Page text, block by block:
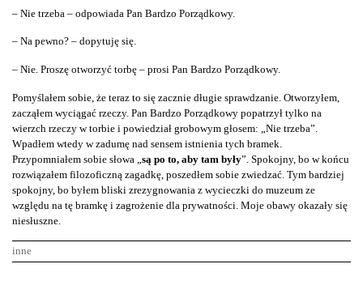
– Nie trzeba – odpowiada Pan Bardzo Porządkowy.
– Na pewno? – dopytuję się.
– Nie. Proszę otworzyć torbę – prosi Pan Bardzo Porządkowy.
Pomyślałem sobie, że teraz to się zacznie długie sprawdzanie. Otworzyłem,
zacząłem wyciągać rzeczy. Pan Bardzo Porządkowy popatrzył tylko na
wierzch rzeczy w torbie i powiedział grobowym głosem: „Nie trzeba”.
Wpadłem wtedy w zadumę nad sensem istnienia tych bramek.
Przypomniałem sobie słowa „ są po to, aby tam były”. Spokojny, bo w końcu
rozwiązałem filozoficzną zagadkę, poszedłem sobie zwiedzać. Tym bardziej
spokojny, bo byłem bliski zrezygnowania z wycieczki do muzeum ze
względu na tę bramkę i zagrożenie dla prywatności. Moje obawy okazały się
niesłuszne.
inne